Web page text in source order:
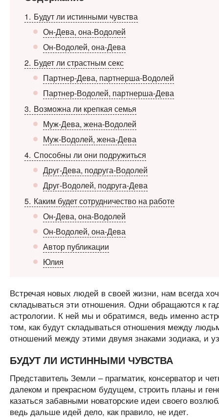
1
Будут ли истинными чувства
Он-Дева, она-Водолей
Он-Водолей, она-Дева
2 Будет ли страстным секс
Партнер-Дева, партнерша-Водолей
Партнер-Водолей, партнерша-Дева
3 Возможна ли крепкая семья
Муж-Дева, жена-Водолей
Муж-Водолей, жена-Дева
4 Способны ли они подружиться
Друг-Дева, подруга-Водолей
Друг-Водолей, подруга-Дева
5 Каким будет сотрудничество на работе
Он-Дева, она-Водолей
Он-Водолей, она-Дева
Автор публикации
Юлия
Встречая новых людей в своей жизни, нам всегда
складываться эти отношения. Одни обращаются к
астрологии. К ней мы и обратимся, ведь именно
том, как будут складываться отношения между
отношений между этими двумя знаками зодиака, и
БУДУТ ЛИ ИСТИННЫМИ ЧУВСТВА
Представитель Земли – прагматик, консерватор и
далеком и прекрасном будущем, строить планы и
казаться забавными новаторские идеи своего
ведь дальше идей дело, как правило, не идет.